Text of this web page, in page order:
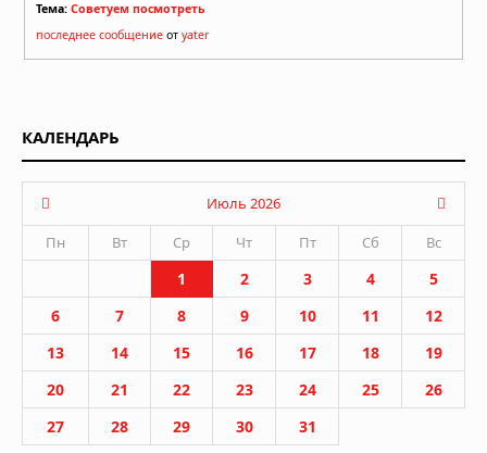
Тема: Советуем посмотреть
последнее сообщение от yater
КАЛЕНДАРЬ
Июль 2026
Пн
Вт Ср Чт Пт Сб Вс
1 2 3 4
5
6
7 8 9 10 11
12
13
14 15 16 17 18
19
20
21 22 23 24 25
26
27
28 29 30 31